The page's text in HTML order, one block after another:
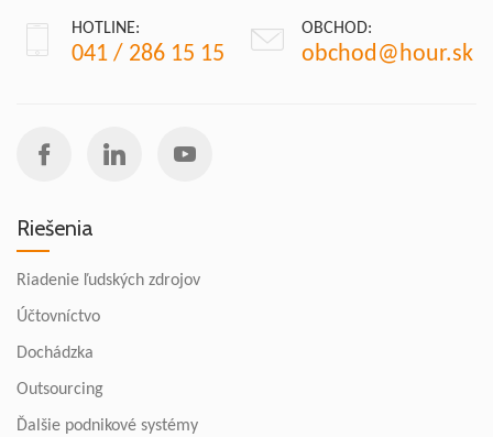
HOTLINE:
041 / 286 15 15
OBCHOD:
obchod@hour.sk
Riešenia
Riadenie ľudských zdrojov
Účtovníctvo
Dochádzka
Outsourcing
Ďalšie podnikové systémy